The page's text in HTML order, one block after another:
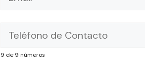
9 de 9 números